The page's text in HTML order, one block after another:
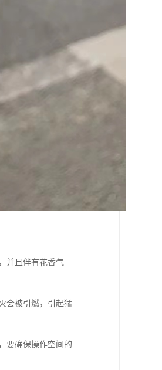
并且伴有花香气
会被引燃，引起猛
要确保操作空间的